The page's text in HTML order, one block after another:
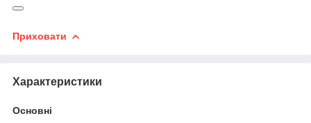
Приховати
Характеристики
Основні